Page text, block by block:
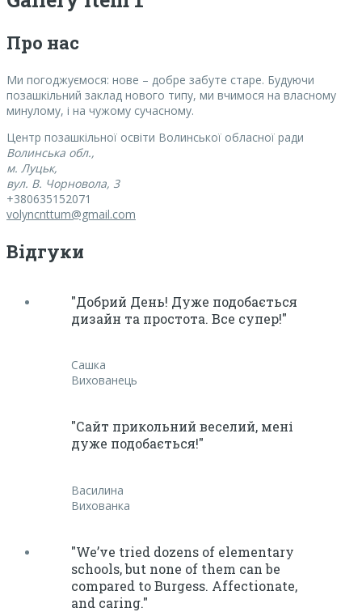
Про нас
Ми погоджуємося: нове – добре забуте старе. Будуючи
позашкільний заклад нового типу, ми вчимося на власному
минулому, і на чужому сучасному.
Центр позашкільної освіти Волинської обласної ради
Волинська обл.,
м. Луцьк,
вул. В. Чорновола, 3
+380635152071
volyncnttum@gmail.com
Відгуки
"Добрий День! Дуже подобається
дизайн та простота. Все супер!"
Сашка
Вихованець
"Сайт прикольний веселий, мені
дуже подобається!"
Василина
Вихованка
"We’ve tried dozens of elementary
schools, but none of them can be
compared to Burgess. Affectionate,
and caring."